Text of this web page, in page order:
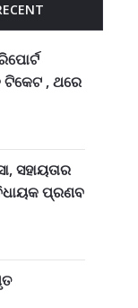
, ଥରେ
ସହାୟତାର
ପ୍ରଣବ